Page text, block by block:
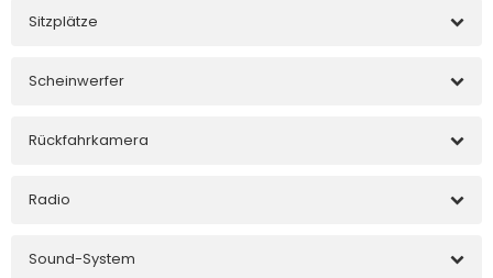
Sitzplätze
Scheinwerfer
Rückfahrkamera
Radio
Sound-System